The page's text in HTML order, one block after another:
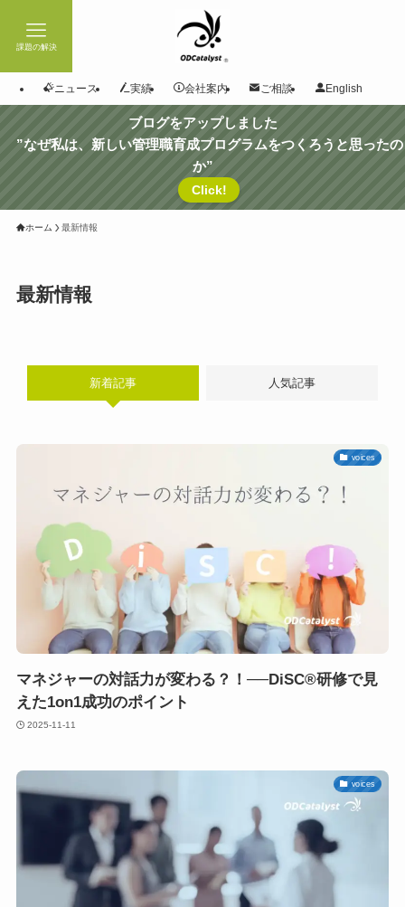
課題の解決
ニュース 実績 会社案内 ご相談 English
ブログをアップしました
”なぜ私は、新しい管理職育成プログラムをつくろうと思ったの
か”
Click!
ホーム 最新情報
最新情報
新着記事 人気記事
voices
マネジャーの対話力が変わる？！──DiSC®研修で見
えた1on1成功のポイント
2025-11-11
voices